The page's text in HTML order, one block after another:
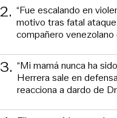
2. “Fue escalando en
motivo tras fatal
compañero venezolano
3. “Mi mamá nunca ha
Herrera sale en
reacciona a dardo de